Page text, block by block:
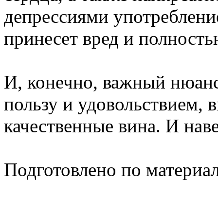
депрессиями
принесет вред и
И, конечно, важный
пользу и удовольствием,
качественные вина. И
Подготовлено по